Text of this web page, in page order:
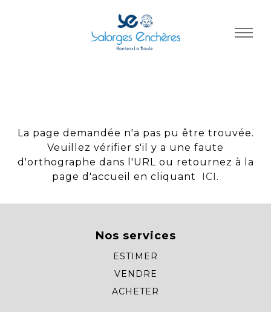
La page demandée n'a pas pu être trouvée.
Veuillez vérifier s'il y a une faute
d'orthographe dans l'URL ou retournez à la
page d'accueil en cliquant
ICI .
Nos services
ESTIMER
VENDRE
ACHETER